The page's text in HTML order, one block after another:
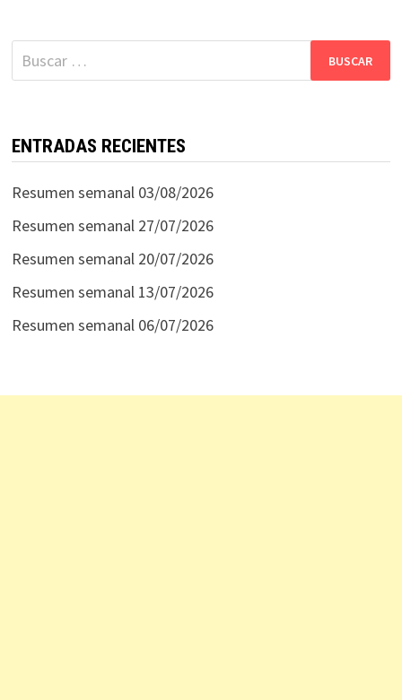
Buscar:
ENTRADAS RECIENTES
Resumen semanal 03/08/2026
Resumen semanal 27/07/2026
Resumen semanal 20/07/2026
Resumen semanal 13/07/2026
Resumen semanal 06/07/2026